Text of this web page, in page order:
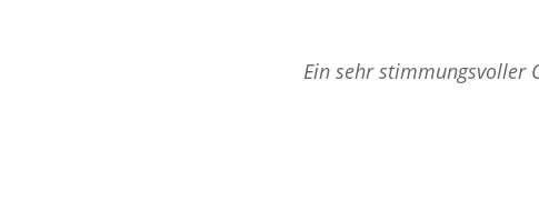
Ein sehr stimmungsvoller